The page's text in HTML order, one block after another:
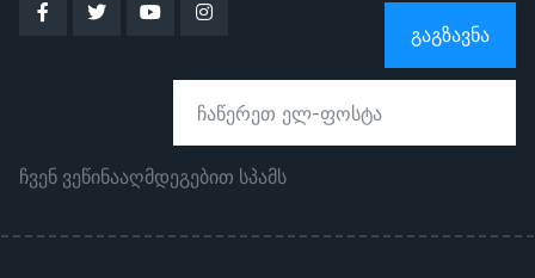
ᲒᲐᲒᲖᲐᲕᲜᲐ
ჩვენ ვეწინააღმდეგებით სპამს